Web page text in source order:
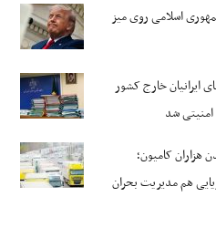
اسلامی روی میز
ایرانیان خارج کشور
امنیتی شد
هزاران کامیون؛
هم مدیریت بحران